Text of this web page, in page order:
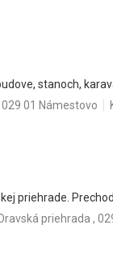
stanoch,
01 Námestovo
priehrade.
priehrada ,